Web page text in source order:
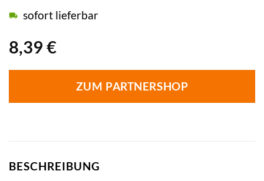
8,39 €
sofort lieferbar
ZUM PARTNERSHOP
BESCHREIBUNG